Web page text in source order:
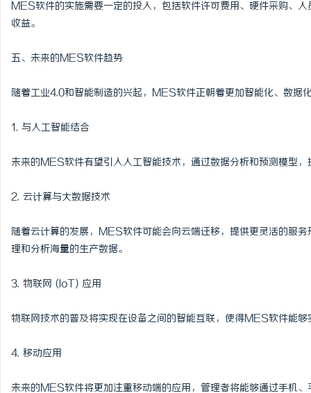
MES软件的实施需要一定的投入，包括软件许可费用、硬件采购、
收益。
五、未来的MES软件趋势
随着工业4.0和智能制造的兴起，MES软件正朝着更加智能化、数据
1. 与人工智能结合
未来的MES软件有望引入人工智能技术，通过数据分析和预测模型
2. 云计算与大数据技术
随着云计算的发展，MES软件可能会向云端迁移，提供更灵活的服
理和分析海量的生产数据。
3. 物联网 (IoT) 应用
物联网技术的普及将实现在设备之间的智能互联，使得MES软件能
4. 移动应用
未来的MES软件将更加注重移动端的应用，管理者将能够通过手机